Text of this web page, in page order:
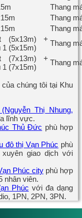
Thang
Thang
Thang
(5x13m) +
1 (5x15m)
Thang
(7x13m) +
1 (7x15m)
Thang
chúng tôi tại Khu
Thị Nhung,
lĩnh vực.
Thủ Đức phù hợp
đô thị Vạn Phúc phù
giao dịch với
Phúc cityphù hợp
nhân viên.
Phúc với đa dạng
1PN, 2PN, 3PN.